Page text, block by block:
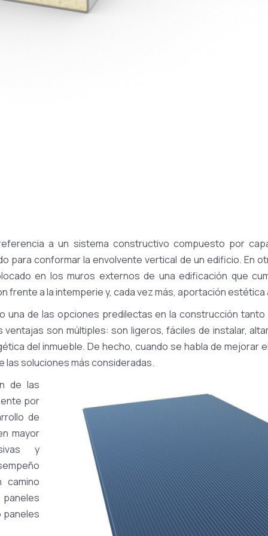
a un sistema constructivo compuesto por
para conformar la envolvente vertical de un edificio. En
en los muros externos de una edificación que
frente a la intemperie y, cada vez más, aportación
una de las opciones predilectas en la construcción
ventajas son múltiples: son ligeros, fáciles de instalar,
del inmueble. De hecho, cuando se habla de mejorar
las soluciones más consideradas.
de las
por
de
mayor
y
camino
paneles